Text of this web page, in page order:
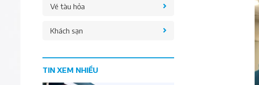
Vé tàu hỏa
Khách sạn
TIN XEM NHIỀU